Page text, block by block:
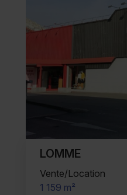
LOMME
Vente/Location
1 159 m²